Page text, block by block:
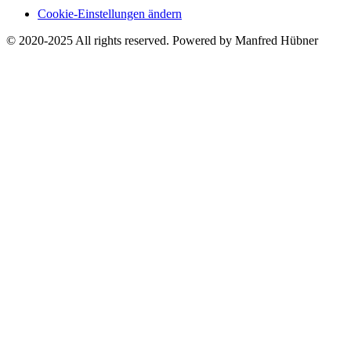
Cookie-Einstellungen ändern
© 2020-2025 All rights reserved. Powered by Manfred Hübner